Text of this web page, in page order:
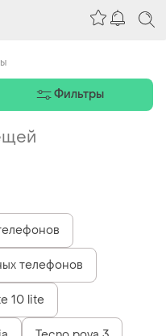
телефонов
10 lite
Фильтры